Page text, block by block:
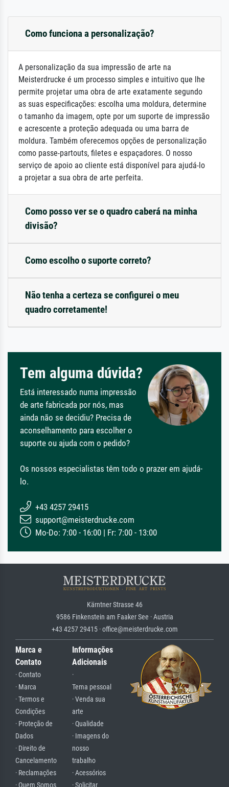
Como funciona a personalização?
A personalização da sua impressão de arte na
Meisterdrucke é um processo simples e intuitivo que lhe
permite projetar uma obra de arte exatamente segundo
as suas especificações: escolha uma moldura, determine
o tamanho da imagem, opte por um suporte de impressão
e acrescente a proteção adequada ou uma barra de
moldura. Também oferecemos opções de personalização
como passe-partouts, filetes e espaçadores. O nosso
serviço de apoio ao cliente está disponível para ajudá-lo
a projetar a sua obra de arte perfeita.
Como posso ver se o quadro caberá na minha
divisão?
Como escolho o suporte correto?
Não tenha a certeza se configurei o meu
quadro corretamente!
Tem alguma dúvida?
Está interessado numa impressão
de arte fabricada por nós, mas
ainda não se decidiu? Precisa de
aconselhamento para escolher o
suporte ou ajuda com o pedido?
Os nossos especialistas têm todo o prazer em ajudá-
lo.
+43 4257 29415
support@meisterdrucke.com
Mo-Do: 7:00 - 16:00 | Fr: 7:00 - 13:00
Kärntner Strasse 46
9586 Finkenstein am Faaker See · Austria
+43 4257 29415 · office@meisterdrucke.com
Marca e
Contato
· Contato
· Marca
· Termos e
Condições
· Proteção de
Dados
· Direito de
Cancelamento
· Reclamações
· Quem Somos
Informações
Adicionais
·
Tema pessoal
· Venda sua
arte
· Qualidade
· Imagens do
nosso
trabalho
· Acessórios
· Solicitar